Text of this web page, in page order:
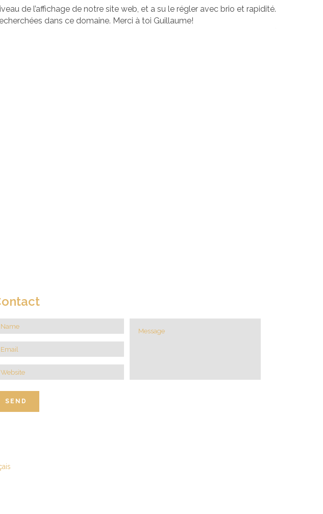
de l’affichage de notre site web, et a su le régler avec brio et rapidité.
dans ce domaine. Merci à toi Guillaume!